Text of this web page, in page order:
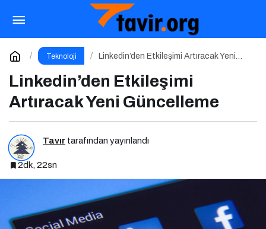
Teknoloji
Linkedin’den Etkileşimi Artıracak Yeni
Linkedin’den Etkileşimi
Artıracak Yeni Güncelleme
Tavır tarafından yayınlandı
2dk, 22sn
PUBG: BATTLEGROUNDS’tan 1 Nisan Şakası
Yorum Yap